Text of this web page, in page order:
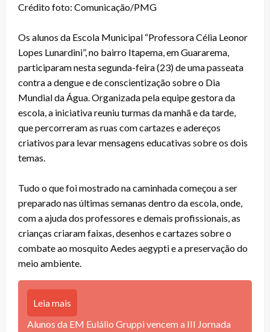
Crédito foto: Comunicação/PMG
Os alunos da Escola Municipal “Professora Célia Leonor
Lopes Lunardini”, no bairro Itapema, em Guararema,
participaram nesta segunda-feira (23) de uma passeata
contra a dengue e de conscientização sobre o Dia
Mundial da Água. Organizada pela equipe gestora da
escola, a iniciativa reuniu turmas da manhã e da tarde,
que percorreram as ruas com cartazes e adereços
criativos para levar mensagens educativas sobre os dois
temas.
Tudo o que foi mostrado na caminhada começou a ser
preparado nas últimas semanas dentro da escola, onde,
com a ajuda dos professores e demais profissionais, as
crianças criaram faixas, desenhos e cartazes sobre o
combate ao mosquito Aedes aegypti e a preservação do
meio ambiente.
Leia mais
Alunos da EM Eulálio Gruppi vencem a III Jornada